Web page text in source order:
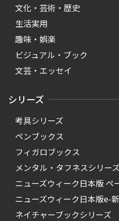
文化・芸術・歴史
生活実用
趣味・娯楽
ビジュアル・ブック
文芸・エッセイ
シリーズ
考具シリーズ
ペンブックス
フィガロブックス
メンタル・タフネスシリーズ
ニューズウィーク日本版 ペ
ニューズウィーク日本版e-
ネイチャーブックシリーズ